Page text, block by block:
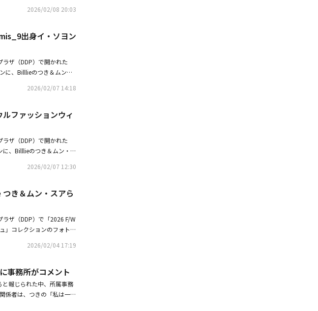
けている。・Billlie つき、
測定すると言われて。当時
しかし4日目から歩く感覚
の体重が42kgだった。人
と明かした。ムン・スア
トへの警鐘も鳴らした。
さんと、朝・昼・夜にキャ
告白。さらに「ステージ衣
来たな』と思いながら耐え
驚かせた。ムン・スアは
やせへと変わっている。
を語った。また彼女は、
ムン・スア＆シユンからfr
2026/02/08 20:03
出身イ・ソヨン
ザ（DDP）で開かれた
に、Billlieのつき＆ムン・
ライアン＆マカヤ、AxMx
イ、タイガーJKらが出席
」に出演3月7日に
ムン・スアら「ソウルファ
2026/02/07 14:18
ファッションウィ
ザ（DDP）で開かれた
に、Billlieのつき＆ムン・ス
。・BilllieからKep1erまで
ションウィーク」に出席
2026/02/07 12:30
き＆ムン・スアら
ザ（DDP）で「2026 F/W
」コレクションのフォトウ
ェ・ジホ、POWのヒョン
リースシングル「cloud p
ヤン＆2AM チョグォン
2026/02/04 17:19
事務所がコメント
報じられた中、所属事務
係者は、つきの「私は一人